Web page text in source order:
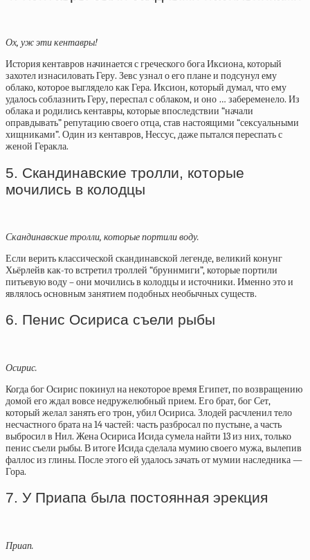
Ох, уж эти кентавры!
История кентавров начинается с греческого бога Иксиона, который
захотел изнасиловать Геру. Зевс узнал о его плане и подсунул ему
облако, которое выглядело как Гера. Иксион, который думал, что ему
удалось соблазнить Геру, переспал с облаком, и оно … забеременело. Из
облака и родились кентавры, которые впоследствии “начали
оправдывать” репутацию своего отца, став настоящими “сексуальными
хищниками”. Один из кентавров, Нессус, даже пытался переспать с
женой Геракла.
5. Скандинавские тролли, которые
мочились в колодцы
Скандинавские тролли, которые портили воду.
Если верить классической скандинавской легенде, великий конунг
Хьёрлейв как-то встретил троллей “бруннмиги”, которые портили
питьевую воду – они мочились в колодцы и источники. Именно это и
являлось основным занятием подобных необычных существ.
6. Пенис Осириса съели рыбы
Осирис.
Когда бог Осирис покинул на некоторое время Египет, по возвращению
домой его ждал вовсе недружелюбный прием. Его брат, бог Сет,
который желал занять его трон, убил Осириса. Злодей расчленил тело
несчастного брата на 14 частей: часть разбросал по пустыне, а часть
выбросил в Нил. Жена Осириса Исида сумела найти 13 из них, только
пенис съели рыбы. В итоге Исида сделала мумию своего мужа, вылепив
фаллос из глины. После этого ей удалось зачать от мумии наследника —
Гора.
7. У Приапа была постоянная эрекция
Приап.